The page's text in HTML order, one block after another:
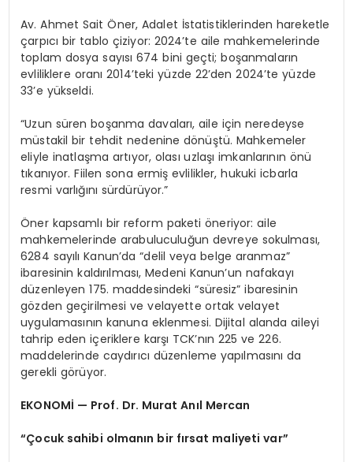
Av. Ahmet Sait Öner, Adalet İstatistiklerinden hareketle
çarpıcı bir tablo çiziyor: 2024’te aile mahkemelerinde
toplam dosya sayısı 674 bini geçti; boşanmaların
evliliklere oranı 2014’teki yüzde 22’den 2024’te yüzde
33’e yükseldi.
“Uzun süren boşanma davaları, aile için neredeyse
müstakil bir tehdit nedenine dönüştü. Mahkemeler
eliyle inatlaşma artıyor, olası uzlaşı imkanlarının önü
tıkanıyor. Fiilen sona ermiş evlilikler, hukuki icbarla
resmi varlığını sürdürüyor.”
Öner kapsamlı bir reform paketi öneriyor: aile
mahkemelerinde arabuluculuğun devreye sokulması,
6284 sayılı Kanun’da “delil veya belge aranmaz”
ibaresinin kaldırılması, Medeni Kanun’un nafakayı
düzenleyen 175. maddesindeki “süresiz” ibaresinin
gözden geçirilmesi ve velayette ortak velayet
uygulamasının kanuna eklenmesi. Dijital alanda aileyi
tahrip eden içeriklere karşı TCK’nın 225 ve 226.
maddelerinde caydırıcı düzenleme yapılmasını da
gerekli görüyor.
EKONOMİ — Prof. Dr. Murat Anıl Mercan
“Çocuk sahibi olmanın bir fırsat maliyeti var”